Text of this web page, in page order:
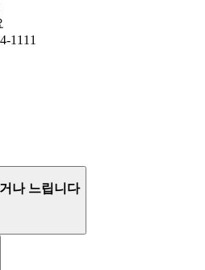
1111
나 느립니다